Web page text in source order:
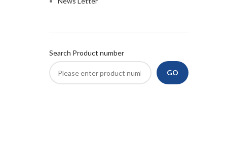
Search Product number
GO